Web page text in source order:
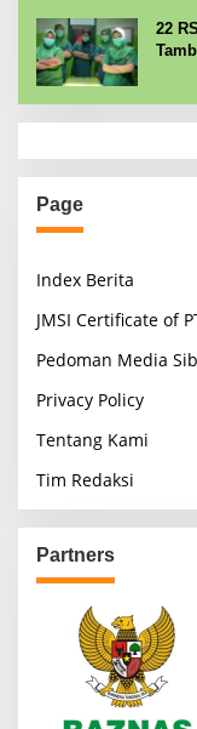
22
Page
Index Berita
JMSI Certificate of
Pedoman Media
Privacy Policy
Tentang Kami
Tim Redaksi
Partners